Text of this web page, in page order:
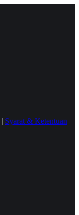
| Syarat & Ketentuan